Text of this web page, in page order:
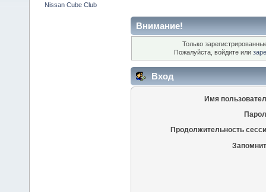
Nissan Cube Club
Внимание!
Только
Пожалуйста, войдите или
Вход
Имя
Продолжительность